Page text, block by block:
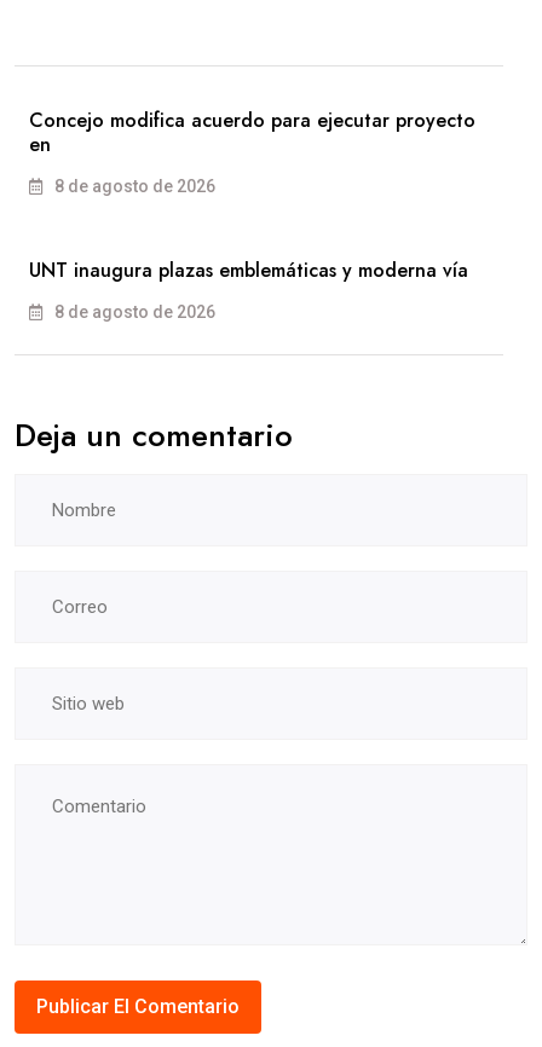
Concejo modifica acuerdo para ejecutar proyecto
en
8 de agosto de 2026
UNT inaugura plazas emblemáticas y moderna vía
8 de agosto de 2026
Deja un comentario